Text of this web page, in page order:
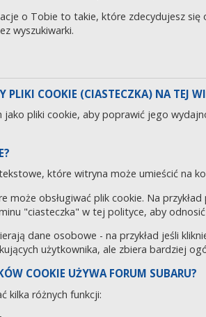
o Tobie to takie, które zdecydujesz
wyszukiwarki.
PLIKI COOKIE (CIASTECZKA) NA TEJ
jako pliki cookie, aby poprawić jego
które witryna może umieścić na
może obsługiwać plik cookie. Na
"ciasteczka" w tej polityce, aby
dane osobowe - na przykład jeśli
użytkownika, ale zbiera bardziej
COOKIE UŻYWA FORUM SUBARU?
kilka różnych funkcji: